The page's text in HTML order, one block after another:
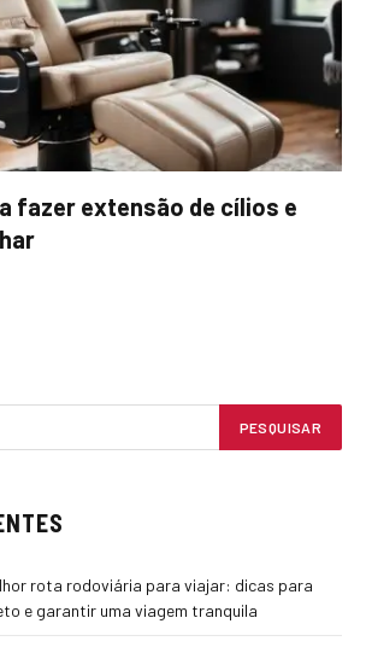
fazer extensão de cílios e
rota rodoviária para viajar: dicas para
e garantir uma viagem tranquila